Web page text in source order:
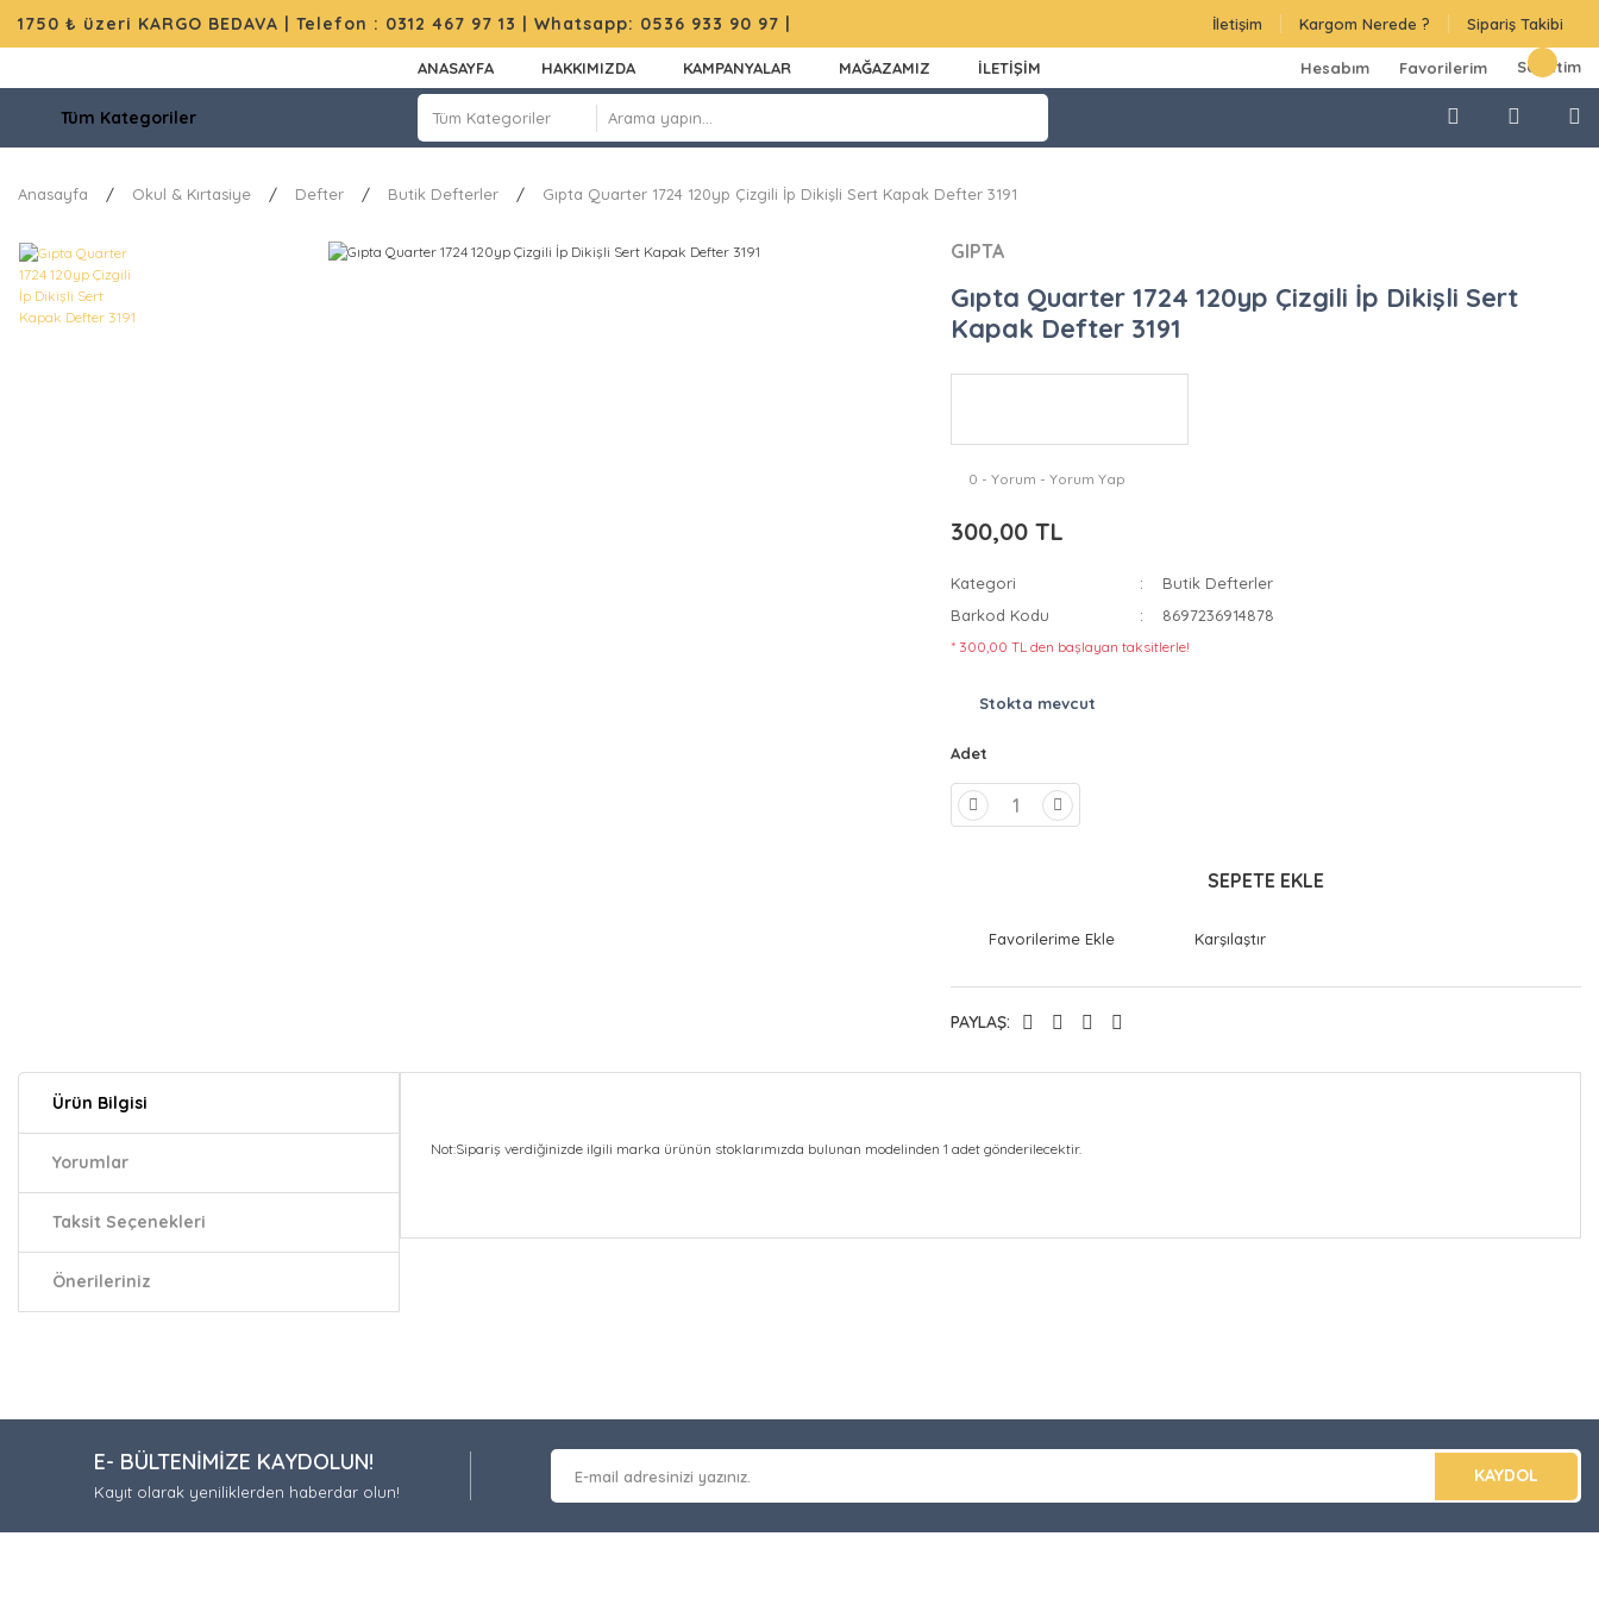
1750 ₺ üzeri KARGO BEDAVA | Telefon : 0312 467 97 13 | Whatsapp: 0536 933 90 97 | İletişim Kargom Nerede ? Sipariş Takibi
ANASAYFA HAKKIMIZDA KAMPANYALAR MAĞAZAMIZ İLETİŞİM Hesabım Favorilerim Sepetim
Tüm Kategoriler
Anasayfa Okul & Kırtasiye Defter Butik Defterler Gıpta Quarter 1724 120yp Çizgili İp Dikişli Sert Kapak Defter 3191
GIPTA
Gıpta Quarter 1724 120yp Çizgili İp Dikişli Sert
Kapak Defter 3191
0 - Yorum - Yorum Yap
300,00 TL
Kategori
Butik Defterler
Barkod Kodu
8697236914878
* 300,00 TL den başlayan taksitlerle!
Stokta mevcut
Adet
SEPETE EKLE
Karşılaştır
PAYLAŞ:
Ürün Bilgisi
Yorumlar
Taksit Seçenekleri
Önerileriniz
Not:Sipariş verdiğinizde ilgili marka ürünün stoklarımızda bulunan modelinden 1 adet gönderilecektir.
Ürün fiyatı diğer sitelerden daha pahalı.
E- BÜLTENİMİZE KAYDOLUN!
Kayıt olarak yeniliklerden haberdar olun!
KAYDOL